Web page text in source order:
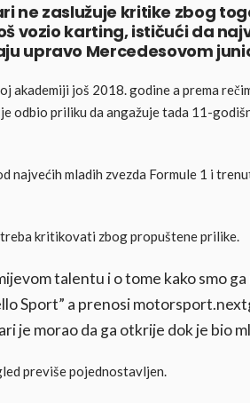
ne zaslužuje kritike zbog
vozio karting, ističući da
upravo Mercedesovom
akademiji još 2018. godine a prema
odbio priliku da angažuje tada 11-
najvećih mladih zvezda Formule 1 i
kritikovati zbog propuštene prilike.
talentu i o tome kako smo
Sport” a prenosi
je morao da ga otkrije dok je bio
previše pojednostavljen.